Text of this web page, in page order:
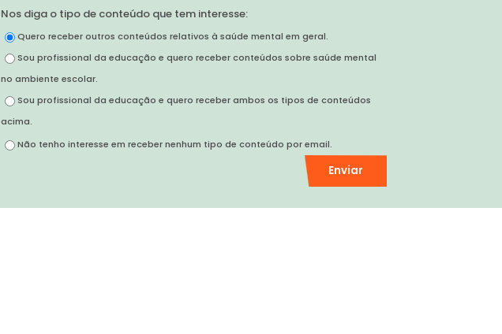
Nos diga o tipo de conteúdo que tem interesse:
Quero receber outros conteúdos relativos à saúde mental em geral.
Sou profissional da educação e quero receber conteúdos sobre saúde mental
no ambiente escolar.
Sou profissional da educação e quero receber ambos os tipos de conteúdos
acima.
Não tenho interesse em receber nenhum tipo de conteúdo por email.